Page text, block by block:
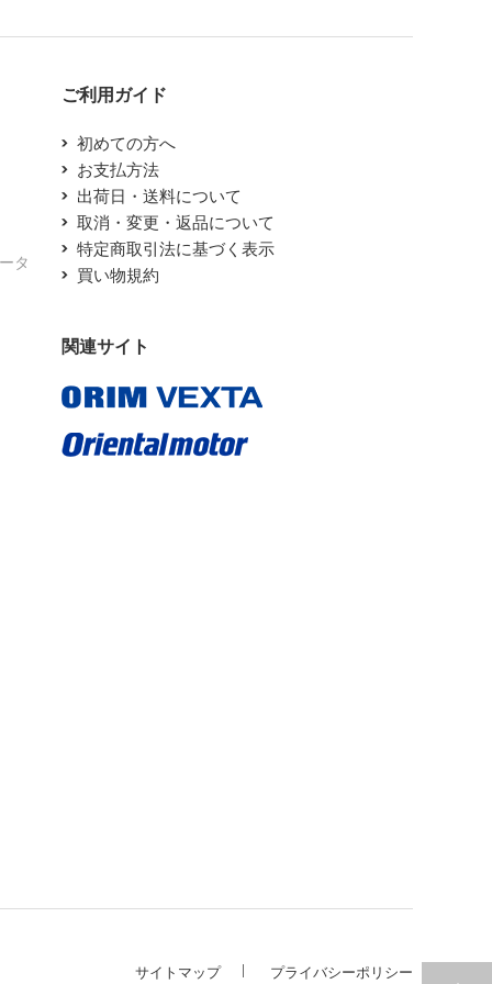
タ
ご利用ガイド
初めての方へ
お支払方法
出荷日・送料について
取消・変更・返品について
特定商取引法に基づく表示
買い物規約
関連サイト
サイトマップ プライバシーポリシー